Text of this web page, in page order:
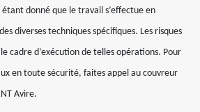
donné que le travail s’effectue en
diverses techniques spécifiques. Les risques
cadre d’exécution de telles opérations. Pour
en toute sécurité, faites appel au couvreur
Avire.